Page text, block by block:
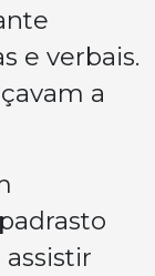
e verbais.
a